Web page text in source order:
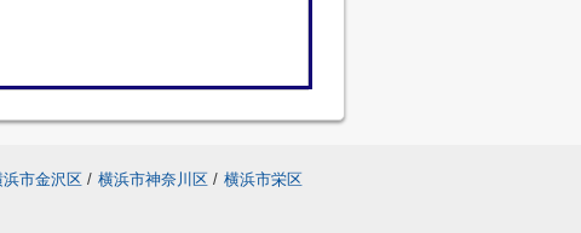
浜市金沢区 / 横浜市神奈川区 / 横浜市栄区